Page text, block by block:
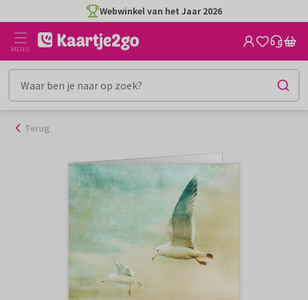
naar
inhoud
Webwinkel van het Jaar 2026
MENU
Terug